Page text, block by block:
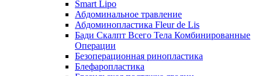
Smart Lipo
Абдоминальное травление
Абдоминопластика Fleur de Lis
Бади Скалпт Всего Тела Комбинированные
Операции
Безоперационная ринопластика
Блефаропластика